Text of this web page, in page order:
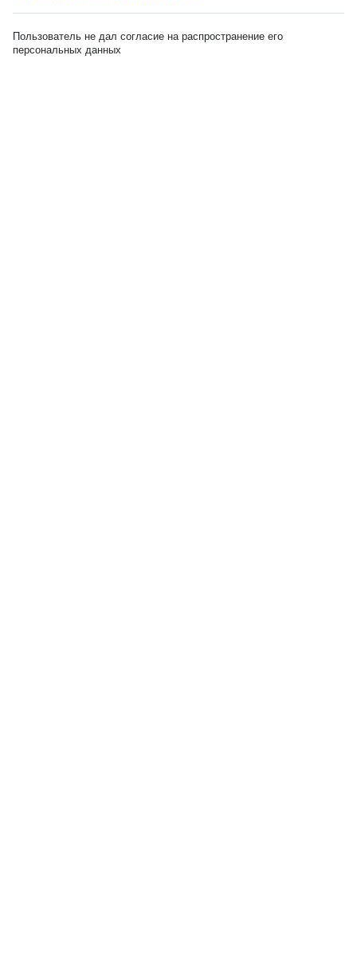
Пользователь не дал согласие на распространение его
персональных данных